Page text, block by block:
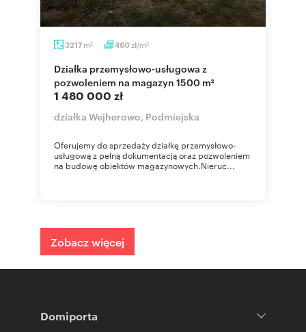
3217 m2 460zł/m2
Działka przemysłowo-usługowa z
pozwoleniem na magazyn 1500 m²
1 480 000 zł
działka Wejherowo, Podmiejska
Oferujemy do sprzedaży działkę przemysłowo-
usługową z pełną dokumentacją oraz pozwoleniem
na budowę obiektów magazynowych.Nieruc...
Zobacz więcej
Domiporta